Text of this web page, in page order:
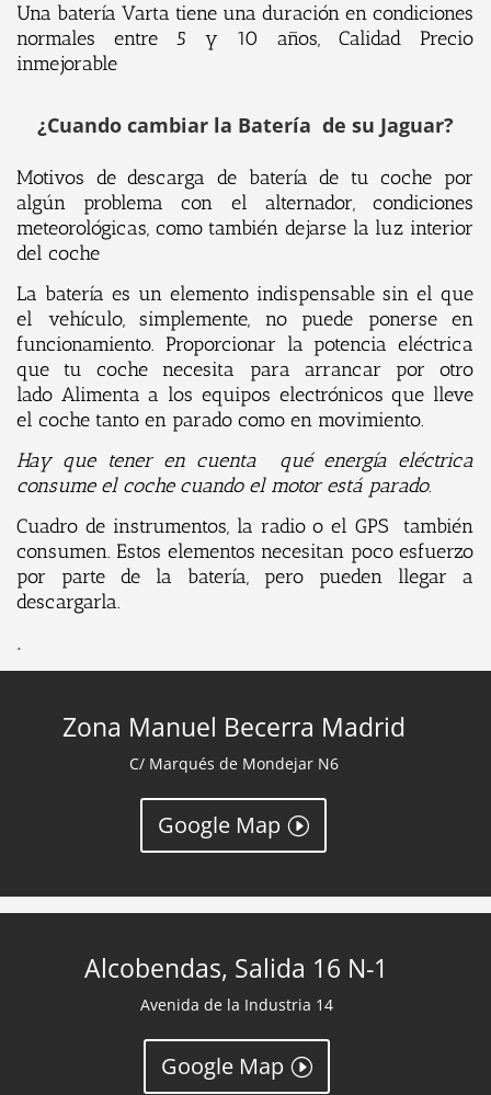
Una batería Varta tiene una duración en condiciones
normales entre 5 y 10 años, Calidad Precio
inmejorable
¿Cuando cambiar la Batería de su Jaguar?
Motivos de descarga de batería de tu coche por
algún problema con el alternador, condiciones
meteorológicas, como también dejarse la luz interior
del coche
La batería es un elemento indispensable sin el que
el vehículo, simplemente, no puede ponerse en
funcionamiento. Proporcionar la potencia eléctrica
que tu coche necesita para arrancar por otro
lado Alimenta a los equipos electrónicos que lleve
el coche tanto en parado como en movimiento.
Hay que tener en cuenta qué energía eléctrica
consume el coche cuando el motor está parado.
Cuadro de instrumentos, la radio o el GPS también
consumen. Estos elementos necesitan poco esfuerzo
por parte de la batería, pero pueden llegar a
descargarla.
.
Zona Manuel Becerra Madrid
C/ Marqués de Mondejar N6
Google Map
Alcobendas, Salida 16 N-1
Avenida de la Industria 14
Google Map